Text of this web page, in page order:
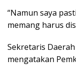
“Namun saya
memang harus
Sekretaris
mengatakan